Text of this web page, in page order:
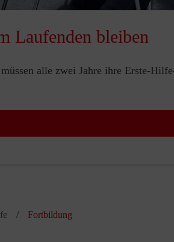
Laufenden bleiben
alle zwei Jahre ihre Erste-
Fortbildung